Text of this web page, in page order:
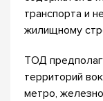
транспорта и
жилищному
ТОД
территорий
метро,